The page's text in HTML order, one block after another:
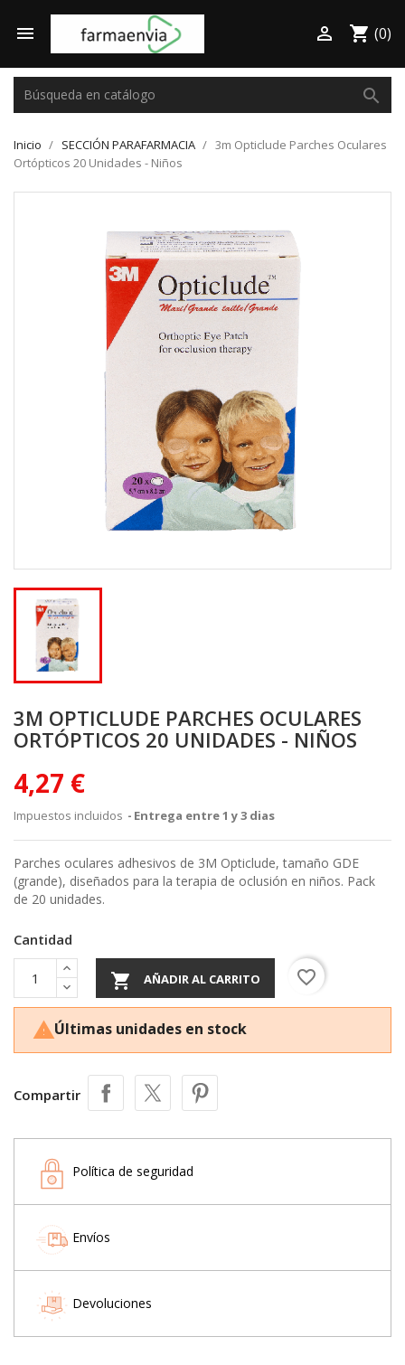
 shopping_cart (0)

search
Inicio SECCIÓN PARAFARMACIA
3m Opticlude Parches Oculares
Ortópticos 20 Unidades - Niños
3M OPTICLUDE PARCHES OCULARES
ORTÓPTICOS 20 UNIDADES - NIÑOS
4,27 €
Impuestos incluidos Entrega entre 1 y 3 dias
Parches oculares adhesivos de 3M Opticlude, tamaño GDE
(grande), diseñados para la terapia de oclusión en niños. Pack
de 20 unidades.
Cantidad
 AÑADIR AL CARRITO favorite_border
Últimas unidades en stock
Compartir
Política de seguridad
Envíos
Devoluciones